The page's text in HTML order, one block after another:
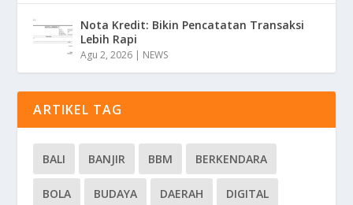
Nota Kredit: Bikin Pencatatan Transaksi
Lebih Rapi
Agu 2, 2026 | NEWS
ARTIKEL TAG
BALI BANJIR BBM BERKENDARA
BOLA BUDAYA DAERAH DIGITAL